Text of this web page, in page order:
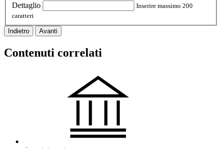
Dettaglio
Inserire massimo 200
caratteri
Indietro Avanti
Contenuti correlati